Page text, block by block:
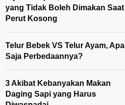
yang Tidak Boleh Dimakan Saat
Perut Kosong
Telur Bebek VS Telur Ayam, Apa
Saja Perbedaannya?
3 Akibat Kebanyakan Makan
Daging Sapi yang Harus